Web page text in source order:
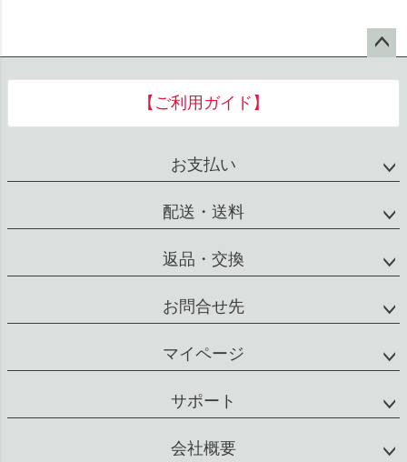
へ
【ご利用ガイド】
お支払い
配送・送料
返品・交換
お問合せ先
マイページ
サポート
会社概要